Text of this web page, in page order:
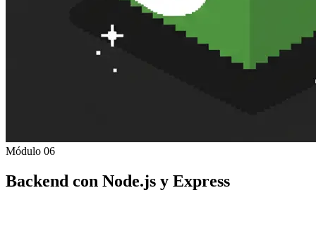
Módulo 06
Backend con Node.js y Express